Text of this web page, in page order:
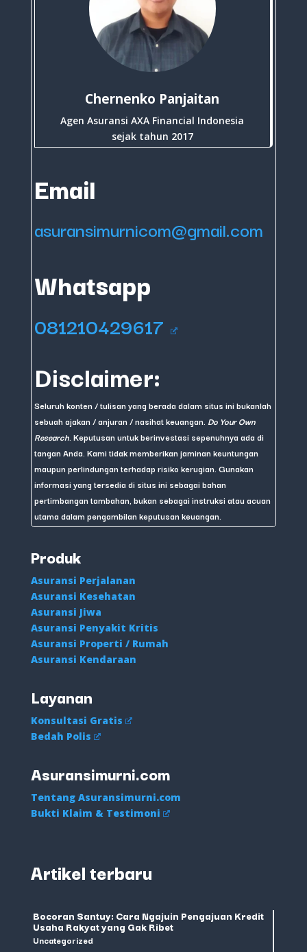
Chernenko Panjaitan
Agen Asuransi AXA Financial Indonesia
sejak tahun 2017
Email
asuransimurnicom@gmail.com
Whatsapp
081210429617
Disclaimer:
Seluruh konten / tulisan yang berada dalam situs ini bukanlah
sebuah ajakan / anjuran / nasihat keuangan. Do Your Own
Research . Keputusan untuk berinvestasi sepenuhnya ada di
tangan Anda. Kami tidak memberikan jaminan keuntungan
maupun perlindungan terhadap risiko kerugian. Gunakan
informasi yang tersedia di situs ini sebagai bahan
pertimbangan tambahan, bukan sebagai instruksi atau acuan
utama dalam pengambilan keputusan keuangan.
Produk
Asuransi Perjalanan
Asuransi Kesehatan
Asuransi Jiwa
Asuransi Penyakit Kritis
Asuransi Properti / Rumah
Asuransi Kendaraan
Layanan
Konsultasi Gratis
Bedah Polis
Asuransimurni.com
Tentang Asuransimurni.com
Bukti Klaim & Testimoni
Artikel terbaru
Bocoran Santuy: Cara Ngajuin Pengajuan Kredit
Usaha Rakyat yang Gak Ribet
Uncategorized